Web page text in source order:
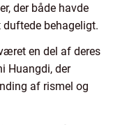
der både havde
behageligt.
en del af deres
Huangdi, der
af rismel og